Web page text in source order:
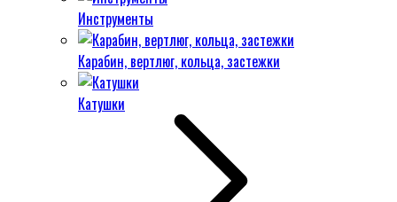
Инструменты
Карабин, вертлюг, кольца, застежки
Катушки